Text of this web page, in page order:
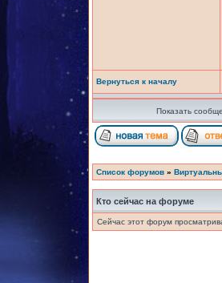
Вернуться к началу
Показать
Список форумов »
Кто сейчас на форуме
Сейчас этот форум